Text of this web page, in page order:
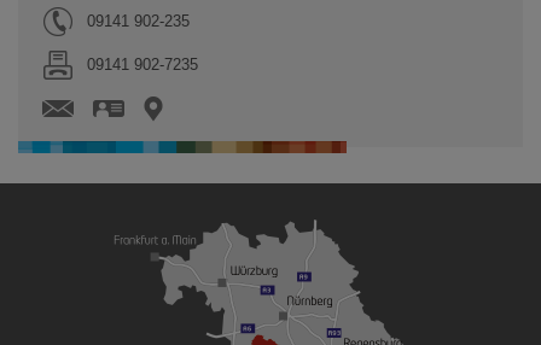
Tel.:
09141 902-235
Fax:
09141 902-7235
vCard